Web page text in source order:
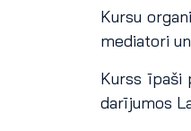
Kursu
mediatori
Kurss īpaši
darījumos